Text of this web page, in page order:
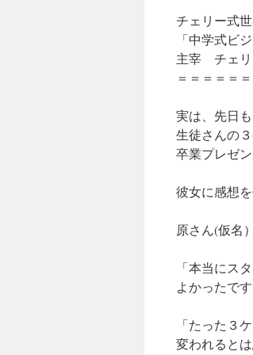
チェリー式
「中学式ビ
主宰 チェリ
＝＝＝＝＝
実は、先日
生徒さんの
卒業プレゼン
彼女に感想
原さん(仮名）
「本当にス
よかったです
「たった３
変われると